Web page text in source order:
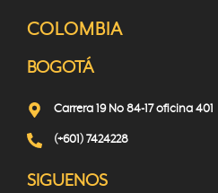
COLOMBIA
BOGOTÁ
Carrera 19 No 84-17 oficina 401
(+601) 7424228
SIGUENOS